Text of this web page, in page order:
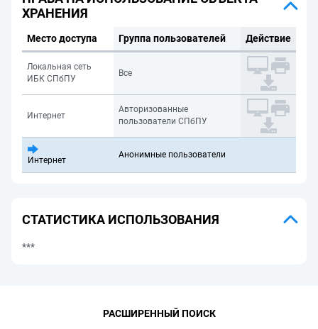
ХРАНЕНИЯ
Место доступа Группа пользователей Действие
Локальная сеть
ИБК СПбПУ
Все
Интернет
Авторизованные
пользователи СПбПУ
Интернет
Анонимные пользователи
СТАТИСТИКА ИСПОЛЬЗОВАНИЯ
***
РАСШИРЕННЫЙ ПОИСК